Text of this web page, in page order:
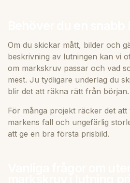
Om du skickar mått, bilder och
beskrivning av lutningen kan vi
om markskruv passar och vad
mest. Ju tydligare underlag du
blir det att räkna rätt från början.
För många projekt räcker det att
markens fall och ungefärlig
att ge en bra första prisbild.